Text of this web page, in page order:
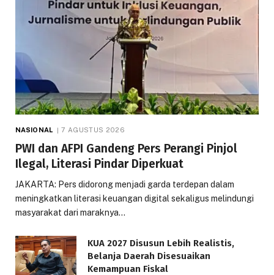
NASIONAL 7 AGUSTUS 2026
PWI dan AFPI Gandeng Pers Perangi Pinjol
Ilegal, Literasi Pindar Diperkuat
JAKARTA: Pers didorong menjadi garda terdepan dalam
meningkatkan literasi keuangan digital sekaligus melindungi
masyarakat dari maraknya…
KUA 2027 Disusun Lebih Realistis,
Belanja Daerah Disesuaikan
Kemampuan Fiskal